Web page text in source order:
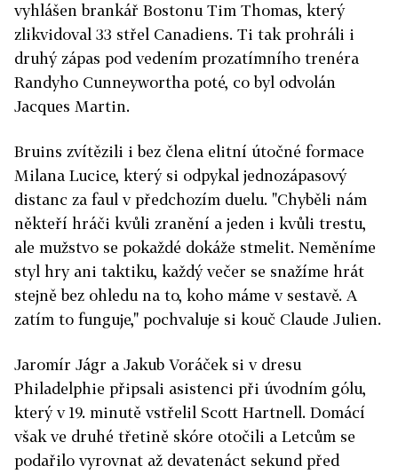
vyhlášen brankář Bostonu Tim Thomas, který
zlikvidoval 33 střel Canadiens. Ti tak prohráli i
druhý zápas pod vedením prozatímního trenéra
Randyho Cunneywortha poté, co byl odvolán
Jacques Martin.
Bruins zvítězili i bez člena elitní útočné formace
Milana Lucice, který si odpykal jednozápasový
distanc za faul v předchozím duelu. "Chyběli nám
někteří hráči kvůli zranění a jeden i kvůli trestu,
ale mužstvo se pokaždé dokáže stmelit. Neměníme
styl hry ani taktiku, každý večer se snažíme hrát
stejně bez ohledu na to, koho máme v sestavě. A
zatím to funguje," pochvaluje si kouč Claude Julien.
Jaromír Jágr a Jakub Voráček si v dresu
Philadelphie připsali asistenci při úvodním gólu,
který v 19. minutě vstřelil Scott Hartnell. Domácí
však ve druhé třetině skóre otočili a Letcům se
podařilo vyrovnat až devatenáct sekund před